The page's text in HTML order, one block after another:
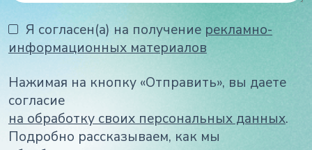
Я согласен(а) на получение рекламно-
информационных материалов
Нажимая на кнопку «Отправить», вы даете
согласие
на обработку своих персональных данных.
Подробно рассказываем, как мы